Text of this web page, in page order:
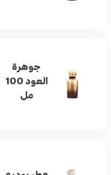
جوهرة
العود 100
مل